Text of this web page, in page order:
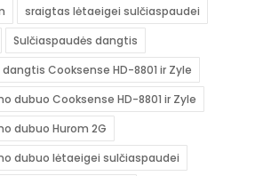
sraigtas lėtaeigei sulčiaspaudei
Sulčiaspaudės dangtis
Cooksense HD-8801 ir Zyle
dubuo Cooksense HD-8801 ir Zyle
dubuo Hurom 2G
dubuo lėtaeigei sulčiaspaudei